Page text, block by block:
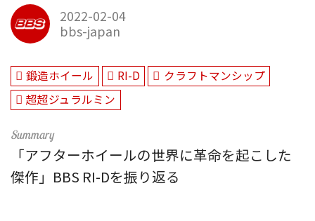
2022-02-04
bbs-japan
鍛造ホイール RI-D
クラフトマンシップ
超超ジュラルミン
「アフターホイールの世界に革命を起こした
傑作」BBS RI-Dを振り返る